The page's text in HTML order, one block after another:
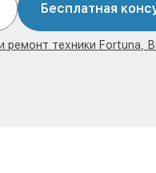
Бесплатная
ремонт техники Fortuna,